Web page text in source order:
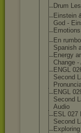
Drum
Einstein
God -
En
Spanish
Energy
Change -
ENGL
Second
ENGL
Second
Audio
ESL 027
Second